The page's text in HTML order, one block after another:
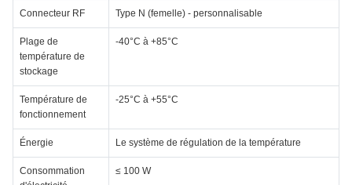
Connecteur RF Type N (femelle) - personnalisable
Plage de
température de
stockage
-40°C à +85°C
Température de
fonctionnement
-25°C à +55°C
Énergie Le système de régulation de la température
Consommation
≤ 100 W